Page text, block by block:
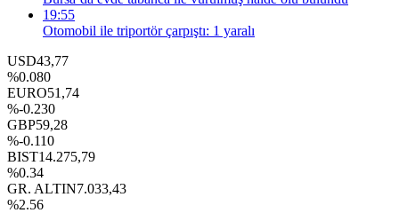
19:55
Otomobil ile triportör çarpıştı: 1 yaralı
USD43,77
%0.080
EURO51,74
%-0.230
GBP59,28
%-0.110
BIST14.275,79
%0.34
GR. ALTIN7.033,43
%2.56